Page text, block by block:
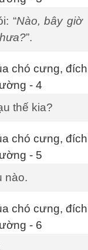
“Nào, bây giờ
”.
thế kia?
nào.